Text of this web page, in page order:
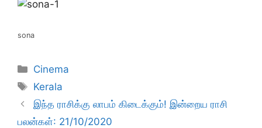
sona
Categories
Cinema
Tags
Kerala
இந்த ராசிக்கு லாபம் கிடைக்கும்! இன்றைய ராசி
பலன்கள்: 21/10/2020